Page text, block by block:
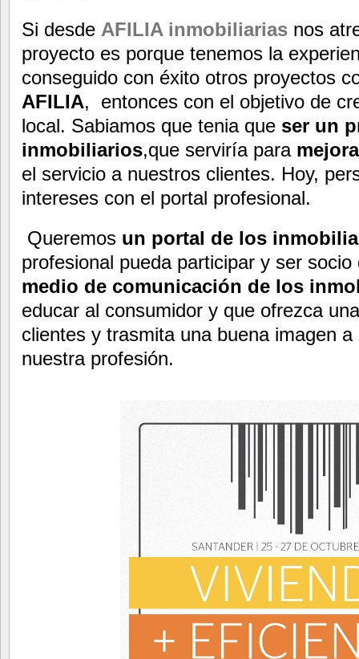
Si desde AFILIA inmobiliarias nos
proyecto es porque tenemos la
conseguido con éxito otros proyectos
AFILIA, entonces con el objetivo de
local. Sabiamos que tenia que ser un
inmobiliarios,que serviría para
el servicio a nuestros clientes. Hoy,
intereses con el portal profesional.
Queremos un portal de los
profesional pueda participar y ser
medio de comunicación de los
educar al consumidor y que ofrezca
clientes y trasmita una buena imagen
nuestra profesión.